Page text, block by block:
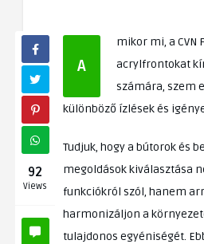
92
Views
A
mikor mi, a CVN
acrylfrontokat kínálunk ügyfeleink
számára, szem
különböző ízlések és
Tudjuk, hogy a bútorok és
megoldások kiválasztása
funkciókról szól, hanem
harmonizáljon a
tulajdonos egyéniségét.